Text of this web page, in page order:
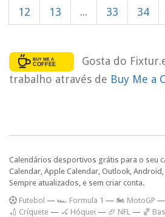
12 13 ... 33 34
Gosta do
trabalho através de Buy Me a
Calendários desportivos grátis para o seu
Calendar, Apple Calendar, Outlook,
Sempre atualizados, e sem criar conta.
Futebol — 🏎️ Formula 1 — 🏍 MotoGP —
🏏 Críquete — 🏑 Hóquei — 🏈 NFL — 🏀